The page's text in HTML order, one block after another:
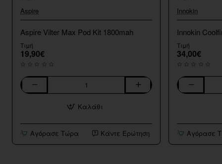
Aspire
Aspire Vilter Max Pod Kit 1800mah
Τιμή
19,90€
Aspire
Kit
1800mah
Καλάθι
Αγόρασε Τώρα Κάντε Ερώτηση
Innokin
Innokin
Τιμή
34,00€
Innokin
Starter
Kit Αγόρασε